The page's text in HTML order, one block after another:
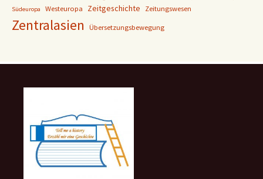
Südeuropa Westeuropa Zeitgeschichte Zeitungswesen
Zentralasien Übersetzungsbewegung